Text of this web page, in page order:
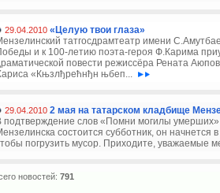
29.04.2010 «Целую твои глаза»
татгосдрамтеатр имени
и к 100-летию поэта-героя Ф.Карима
повести режиссёра Рената
«Књзлђрећнђн њбеп...
29.04.2010 2 мая на татарском кладбище
подтверждение слов «Помни могилы
состоится субботник, он начнется
погрузить мусор. Приходите, уважаемые
новостей: 791